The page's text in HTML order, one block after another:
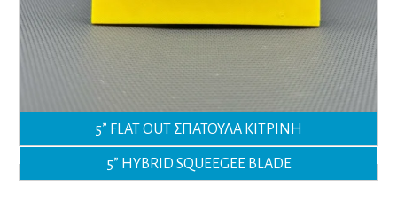
5” FLAT OUT ΣΠΑΤΟΥΛΑ ΚΙΤΡΙΝΗ
5” HYBRID SQUEEGEE BLADE